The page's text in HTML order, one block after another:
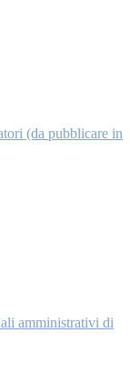
(da pubblicare in
amministrativi di